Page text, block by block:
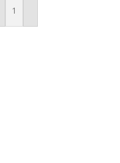
Sepete Ekle